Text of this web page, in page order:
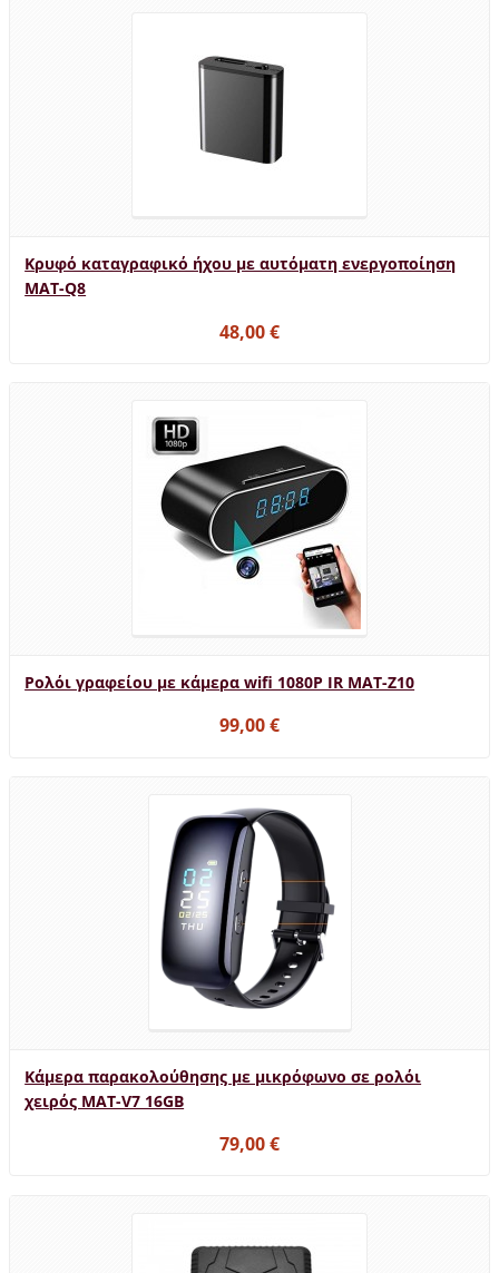
Κρυφό καταγραφικό ήχου με αυτόματη ενεργοποίηση
MAT-Q8
48,00 €
Ρολόι γραφείου με κάμερα wifi 1080P IR MAT-Z10
99,00 €
Κάμερα παρακολούθησης με μικρόφωνο σε ρολόι
χειρός MAT-V7 16GB
79,00 €